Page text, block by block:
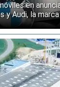
en
Audi, la